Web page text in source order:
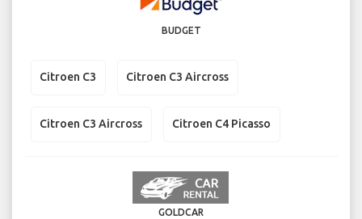
BUDGET
Citroen C3 Citroen C3 Aircross
Citroen C3 Aircross Citroen C4 Picasso
GOLDCAR